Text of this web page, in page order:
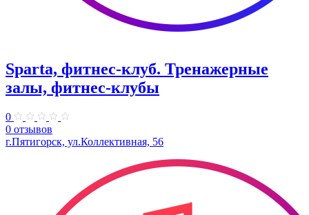
Sparta, фитнес-клуб. Тренажерные
залы, фитнес-клубы
0
0 отзывов
г.Пятигорск, ул.Коллективная, 56